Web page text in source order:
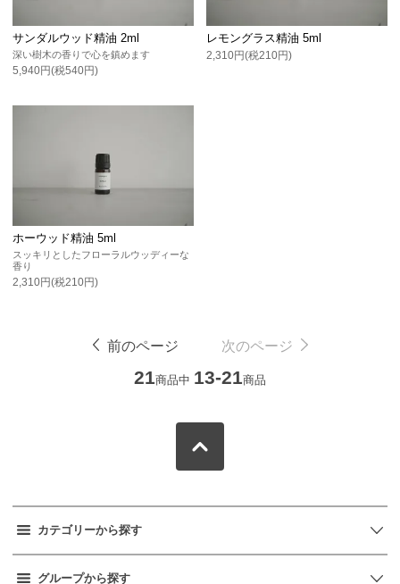
サンダルウッド精油 2ml
深い樹木の香りで心を鎮めます
5,940円(税540円)
レモングラス精油 5ml
2,310円(税210円)
ホーウッド精油 5ml
スッキリとしたフローラルウッディーな
香り
2,310円(税210円)
前のページ 次のページ
21商品中 13-21商品
カテゴリーから探す
グループから探す